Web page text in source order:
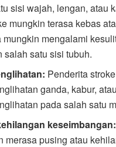
sisi wajah, lengan, atau
mungkin terasa kebas
mungkin mengalami
salah satu sisi tubuh.
Penderita
ganda, kabur, atau
pada salah satu
keseimbangan:
merasa pusing atau